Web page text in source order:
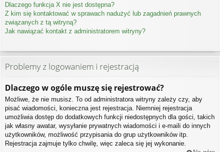
Dlaczego funkcja X nie jest dostępna?
Z kim się kontaktować w sprawach nadużyć lub zagadnień prawnych
związanych z tą witryną?
Jak nawiązać kontakt z administratorem witryny?
Problemy z logowaniem i rejestracją
Dlaczego w ogóle muszę się rejestrować?
Możliwe, że nie musisz. To od administratora witryny zależy czy, aby
pisać wiadomości, konieczna jest rejestracja. Niemniej rejestracja
umożliwia dostęp do dodatkowych funkcji niedostępnych dla gości, takich
jak własny awatar, wysyłanie prywatnych wiadomości i e-maili do innych
użytkowników, możliwość przypisania do grup użytkowników itp.
Rejestracja zajmuje tylko chwilę, więc zaleca się jej wykonanie.